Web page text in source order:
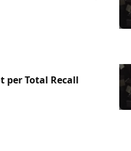
per Total Recall